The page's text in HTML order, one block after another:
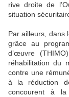
rive droite de
situation
Par ailleurs, dans
grâce au
d’œuvre
réhabilitation du
contre une
à la réduction
concourent à la